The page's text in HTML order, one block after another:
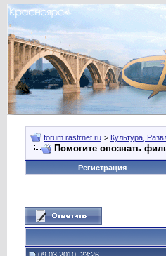
forum.rastrnet.ru > Культура,
Помогите опознать
Регистрация